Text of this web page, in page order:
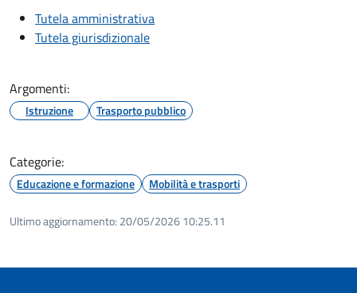
Tutela amministrativa
Tutela giurisdizionale
Argomenti:
Istruzione Trasporto pubblico
Categorie:
Educazione e formazione Mobilità e trasporti
Ultimo aggiornamento: 20/05/2026 10:25.11